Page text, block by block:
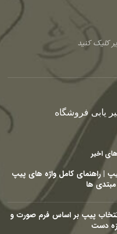
کلیک کنید
یابی فروشگاه
اخیر
| راهنمای کامل واژه های پیپ
ها
پیپ بر اساس فرم صورت و
دست